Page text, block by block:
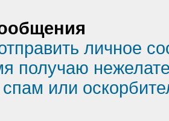
личное
получаю
или